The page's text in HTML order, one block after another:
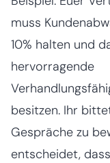
muss
10% halten und
hervorragende
besitzen. Ihr
Gespräche zu
entscheidet,